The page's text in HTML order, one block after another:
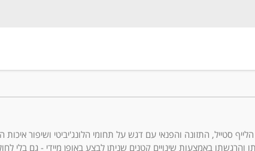
הבריאות, הלייף סטייל, התזונה והפנאי עם דגש על תחומי הלונג'יביטי
באמצעות שינויים קטנים שניתן לבצע באופן מיידי - גם בלי